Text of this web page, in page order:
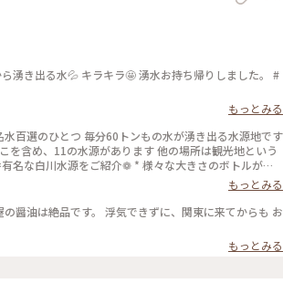
湧き出る水💦 キラキラ🤩 湧水お持ち帰りしました。 #
もっとみる
の水源があります 他の場所は観光地という
名な白川水源をご紹介❁ * 様々な大きさのボトルが販
辺にはカフェやお土産屋なども豊富 少し歩くと、南阿
#ゆるり夏時間 #九州 #熊本 #南阿蘇 #白川水源 #阿蘇の
もっとみる
醤油は絶品です。 浮気できずに、関東に来てからも お
もっとみる